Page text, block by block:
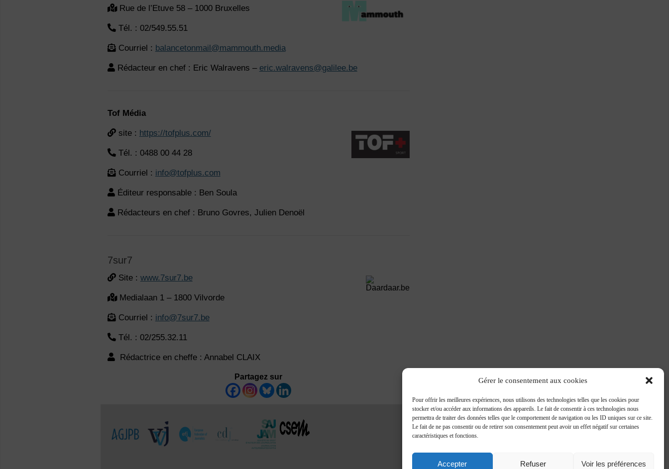
Gérer le consentement aux cookies
Pour offrir les meilleures expériences, nous utilisons des technologies telles que les cookies pour
stocker et/ou accéder aux informations des appareils. Le fait de consentir à ces technologies nous
permettra de traiter des données telles que le comportement de navigation ou les ID uniques sur ce site.
Le fait de ne pas consentir ou de retirer son consentement peut avoir un effet négatif sur certaines
caractéristiques et fonctions.
Accepter Refuser Voir les préférences
Rue de l’Etuve 58 – 1000 Bruxelles
Tél. : 02/549.55.51
Courriel : balancetonmail@mammouth.media
Rédacteur en chef : Eric Walravens – eric.walravens@galilee.be
Tof Média
site : https://tofplus.com/
Tél. : 0488 00 44 28
Courriel : info@tofplus.com
Éditeur responsable : Ben Soula
Rédacteurs en chef : Bruno Govres, Julien Denoël
7sur7
Site : www.7sur7.be
Medialaan 1 – 1800 Vilvorde
Courriel : info@7sur7.be
Tél. : 02/255.32.11
Rédactrice en cheffe : Annabel CLAIX
Partagez sur